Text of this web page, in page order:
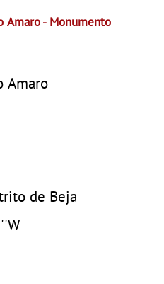
Amaro- Monumento
Amaro
de Beja